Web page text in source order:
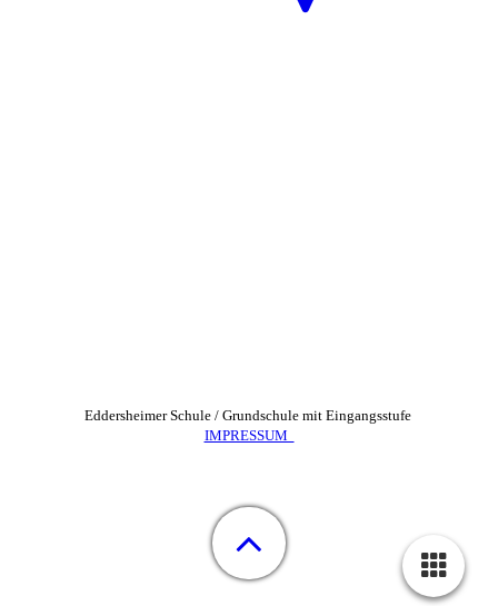
Eddersheimer Schule / Grundschule mit Eingangsstufe
IMPRESSUM